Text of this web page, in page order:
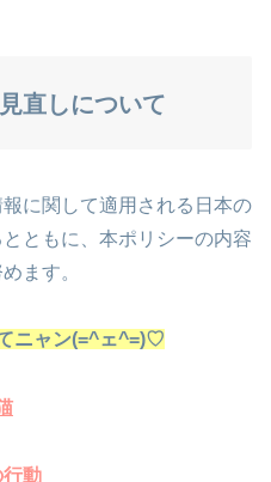
直しについて
に関して適用される日本の
ともに、本ポリシーの内容
ます。
ニャン(=^ェ^=)♡
動